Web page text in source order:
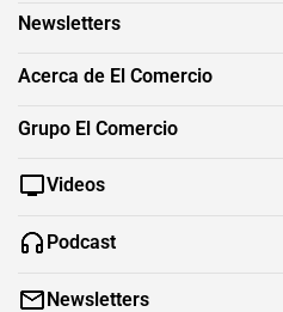
Newsletters
Acerca de El Comercio
Grupo El Comercio
Videos
Podcast
Newsletters